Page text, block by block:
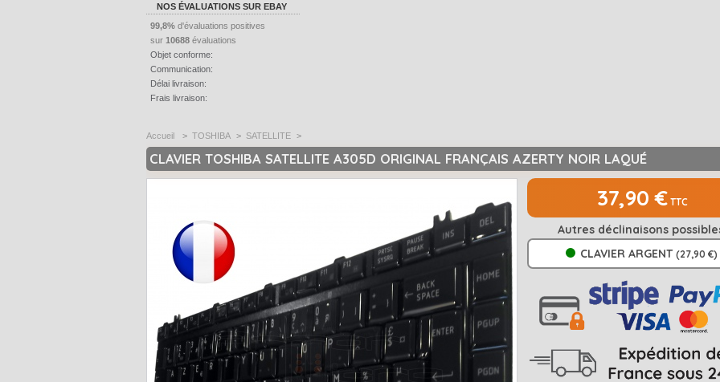
NOS ÉVALUATIONS SUR EBAY
99,8% d'évaluations positives
sur 10688 évaluations
Objet conforme:
Communication:
Délai livraison:
Frais livraison:
Accueil > TOSHIBA > SATELLITE >
CLAVIER TOSHIBA SATELLITE A305D ORIGINAL FRANÇAIS AZERTY NOIR LAQUÉ
37,90 €TTC
Autres déclinaisons
CLAVIER ARGENT (27,90 €)